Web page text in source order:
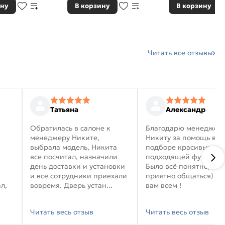
В корзину В корзину
Читать все отзывы
Татьяна
Обратилась в салоне к
менеджеру Никите,
выбрала модель, Никита
все посчитал, назначили
день доставки и установки
и все сотрудники приехали
вовремя. Дверь устан...
Читать весь отзыв
Александр
Благодарю
Никиту за помощь в
подборе красивых
подходящей
Было всё понятно, и
приятно общаться)
вам всем !
Читать весь отзыв